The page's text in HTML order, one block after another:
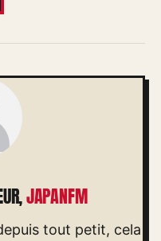
JAPANFM
tout petit, cela